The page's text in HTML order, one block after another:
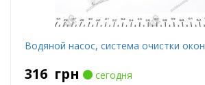
Водяной насос, система очистки окон
316 грн
сегодня